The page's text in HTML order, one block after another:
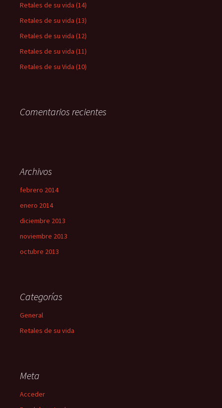
Retales de su vida (14)
Retales de su vida (13)
Retales de su vida (12)
Retales de su vida (11)
Retales de su Vida (10)
Comentarios recientes
Archivos
febrero 2014
enero 2014
diciembre 2013
noviembre 2013
octubre 2013
Categorías
General
Retales de su vida
Meta
Acceder